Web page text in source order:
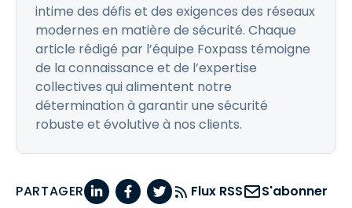
intime des défis et des exigences des réseaux
modernes en matière de sécurité. Chaque
article rédigé par l’équipe Foxpass témoigne
de la connaissance et de l’expertise
collectives qui alimentent notre
détermination à garantir une sécurité
robuste et évolutive à nos clients.
PARTAGER Flux RSS S'abonner